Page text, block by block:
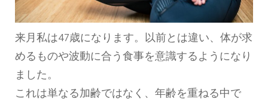
来月私は47歳になります。以前とは違い、体が求
めるものや波動に合う食事を意識するようになり
ました。
これは単なる加齢ではなく、年齢を重ねる中で